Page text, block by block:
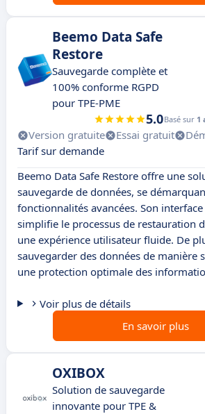
Beemo Data Safe
Restore
Sauvegarde complète et
100% conforme RGPD
pour TPE-PME
5.0Basé sur 1
Version gratuite Essai gratuit
Tarif sur demande
Beemo Data Safe Restore offre une
sauvegarde de données, se
fonctionnalités avancées. Son
simplifie le processus de restauration
une expérience utilisateur fluide. De
sauvegarder des données de manière
une protection optimale des
Voir plus de détails
En savoir plus
OXIBOX
Solution de sauvegarde
innovante pour TPE &